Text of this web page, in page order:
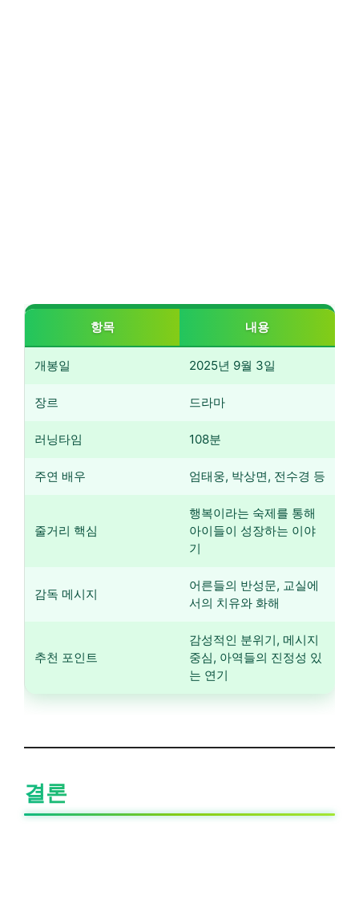
항목 내용
개봉일 2025년 9월 3일
장르 드라마
러닝타임 108분
주연 배우 엄태웅, 박상면, 전수경 등
줄거리 핵심
행복이라는 숙제를 통해
아이들이 성장하는 이야
기
감독 메시지
어른들의 반성문, 교실에
서의 치유와 화해
추천 포인트
감성적인 분위기, 메시지
중심, 아역들의 진정성 있
는 연기
결론